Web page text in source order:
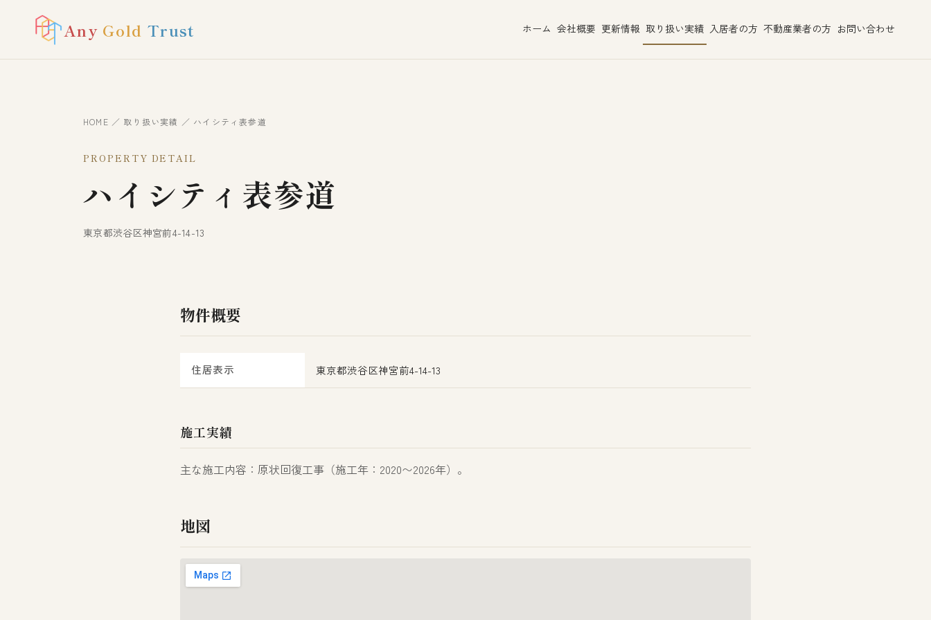
Any Gold Trust ホーム 会社概要 更新情報 取り扱い実績 入居者の方 不動産業者の方 お問い合わせ
HOME ／ 取り扱い実績 ／ ハイシティ表参道
PROPERTY DETAIL
ハイシティ表参道
東京都渋谷区神宮前4-14-13
物件概要
住居表示 東京都渋谷区神宮前4-14-13
施工実績
主な施工内容：原状回復工事（施工年：2020〜2026年）。
地図